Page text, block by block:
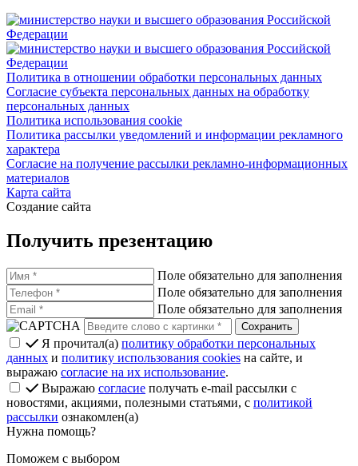
Политика в отношении обработки персональных данных
Согласие субъекта персональных данных на обработку
персональных данных
Политика использования cookie
Политика рассылки уведомлений и информации рекламного
характера
Согласие на получение рассылки рекламно-информационных
материалов
Карта сайта
Создание сайта
Получить презентацию
Поле обязательно для заполнения
Поле обязательно для заполнения
Поле обязательно для заполнения
Я прочитал(а) политику обработки персональных
данных и политику использования cookies на сайте, и
выражаю согласие на их использование.
Выражаю согласие получать e-mail рассылки с
новостями, акциями, полезными статьями, с политикой
рассылки ознакомлен(а)
Нужна помощь?
Поможем с выбором